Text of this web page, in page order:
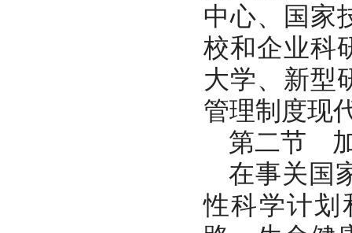
中心、国家
校和企业科
大学、新型
管理制度现
第二节
在事关国
性科学计划